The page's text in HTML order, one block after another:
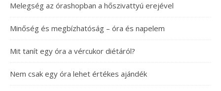
Melegség az órashopban a hőszivattyú erejével
Minőség és megbízhatóság – óra és napelem
Mit tanít egy óra a vércukor diétáról?
Nem csak egy óra lehet értékes ajándék